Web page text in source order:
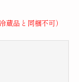
蔵品と同梱不可）